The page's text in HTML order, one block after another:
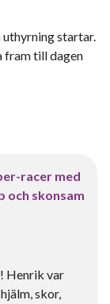
startar.
fram till dagen
racer med
och skonsam
Henrik var
skor,